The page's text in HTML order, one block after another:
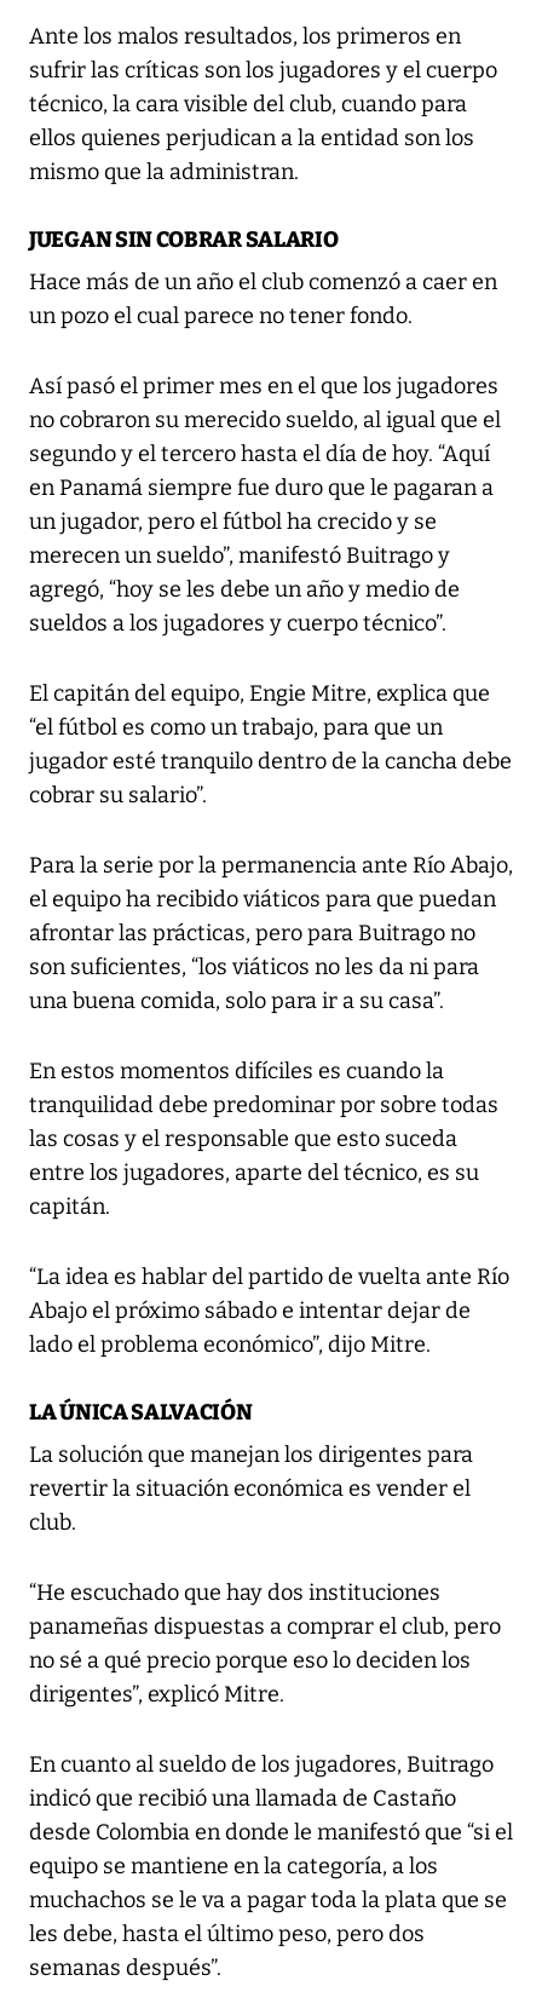
Ante los malos resultados, los primeros en
sufrir las críticas son los jugadores y el cuerpo
técnico, la cara visible del club, cuando para
ellos quienes perjudican a la entidad son los
mismo que la administran.
JUEGAN SIN COBRAR SALARIO
Hace más de un año el club comenzó a caer en
un pozo el cual parece no tener fondo.
Así pasó el primer mes en el que los jugadores
no cobraron su merecido sueldo, al igual que el
segundo y el tercero hasta el día de hoy. “Aquí
en Panamá siempre fue duro que le pagaran a
un jugador, pero el fútbol ha crecido y se
merecen un sueldo”, manifestó Buitrago y
agregó, “hoy se les debe un año y medio de
sueldos a los jugadores y cuerpo técnico”.
El capitán del equipo, Engie Mitre, explica que
“el fútbol es como un trabajo, para que un
jugador esté tranquilo dentro de la cancha debe
cobrar su salario”.
Para la serie por la permanencia ante Río Abajo,
el equipo ha recibido viáticos para que puedan
afrontar las prácticas, pero para Buitrago no
son suficientes, “los viáticos no les da ni para
una buena comida, solo para ir a su casa”.
En estos momentos difíciles es cuando la
tranquilidad debe predominar por sobre todas
las cosas y el responsable que esto suceda
entre los jugadores, aparte del técnico, es su
capitán.
“La idea es hablar del partido de vuelta ante Río
Abajo el próximo sábado e intentar dejar de
lado el problema económico”, dijo Mitre.
LA ÚNICA SALVACIÓN
La solución que manejan los dirigentes para
revertir la situación económica es vender el
club.
“He escuchado que hay dos instituciones
panameñas dispuestas a comprar el club, pero
no sé a qué precio porque eso lo deciden los
dirigentes”, explicó Mitre.
En cuanto al sueldo de los jugadores, Buitrago
indicó que recibió una llamada de Castaño
desde Colombia en donde le manifestó que “si el
equipo se mantiene en la categoría, a los
muchachos se le va a pagar toda la plata que se
les debe, hasta el último peso, pero dos
semanas después”.